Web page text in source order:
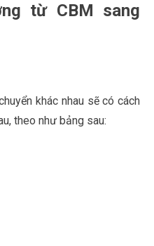
từ CBM sang
khác nhau sẽ có cách
theo như bảng sau: